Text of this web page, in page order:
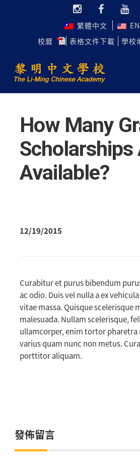
繁體中文
校曆
表格文件下載 學校
How Many
Scholarships
Available?
12/19/2015
Curabitur et purus bibendum
ac odio. Duis vel nulla a ex
vitae massa. Quisque scelerisque
malesuada. Nullam scelerisque,
ullamcorper, enim tortor pharetra
varius quam nunc non metus.
porttitor aliquam.
發佈留言